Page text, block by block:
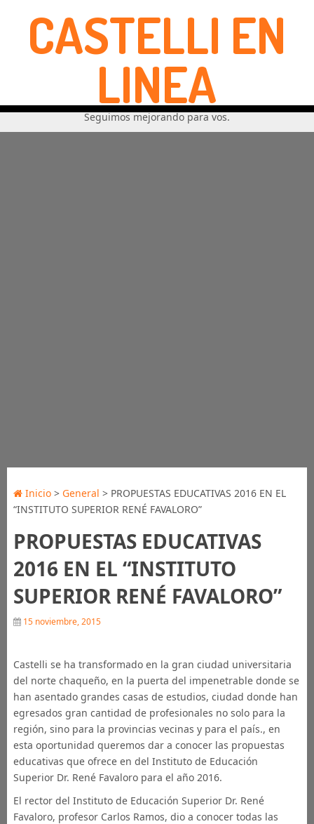
CASTELLI EN
LINEA
Seguimos mejorando para vos.
Inicio> General > PROPUESTAS EDUCATIVAS 2016 EN EL
“INSTITUTO SUPERIOR RENÉ FAVALORO”
PROPUESTAS EDUCATIVAS
2016 EN EL “INSTITUTO
SUPERIOR RENÉ FAVALORO”
15 noviembre, 2015
Castelli se ha transformado en la gran ciudad universitaria
del norte chaqueño, en la puerta del impenetrable donde se
han asentado grandes casas de estudios, ciudad donde han
egresados gran cantidad de profesionales no solo para la
región, sino para la provincias vecinas y para el país., en
esta oportunidad queremos dar a conocer las propuestas
educativas que ofrece en del Instituto de Educación
Superior Dr. René Favaloro para el año 2016.
El rector del Instituto de Educación Superior Dr. René
Favaloro, profesor Carlos Ramos, dio a conocer todas las